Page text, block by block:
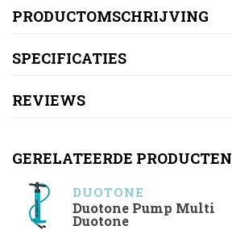
PRODUCTOMSCHRIJVING
SPECIFICATIES
REVIEWS
GERELATEERDE PRODUCTEN
DUOTONE
Duotone Pump Multi
Duotone